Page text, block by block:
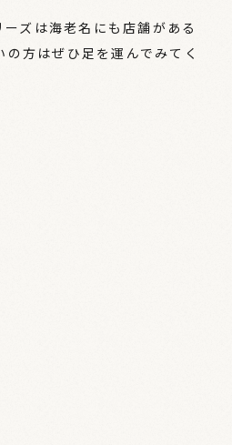
ズは海老名にも店舗がある
方はぜひ足を運んでみてく